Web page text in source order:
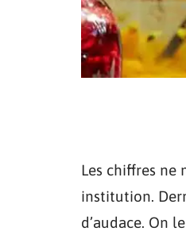
Les chiffres ne
institution.
d’audace. On